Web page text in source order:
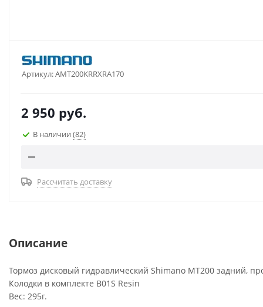
Артикул:AMT200KRRXRA170
2 950 руб.
В наличии (82)
Рассчитать доставку
Описание
Тормоз дисковый гидравлический Shimano MT200 задний,
Колодки в комплекте B01S Resin
Вес: 295г.